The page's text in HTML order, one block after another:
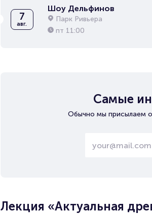
7
авг.
Шоу Дельфинов
Парк Ривьера
пт 11:00
Самые
Обычно мы присылаем
Лекция «Актуальная